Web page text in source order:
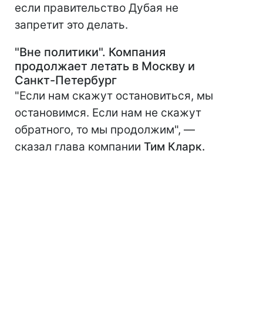
если правительство Дубая не
запретит это делать.
"Вне политики". Компания
продолжает летать в Москву и
Санкт-Петербург
"Если нам скажут остановиться, мы
остановимся. Если нам не скажут
обратного, то мы продолжим", —
сказал глава компании Тим Кларк.